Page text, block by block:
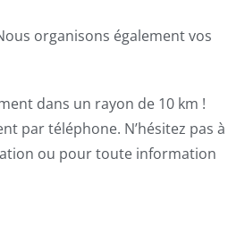
organisons également vos
dans un rayon de 10 km !
par téléphone. N’hésitez pas à
ou pour toute information